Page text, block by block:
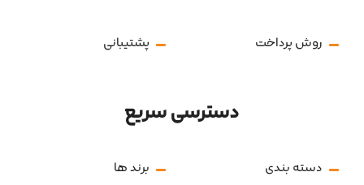
روش پرداخت پشتیبانی
دسترسی سریع
دسته بندی برند ها